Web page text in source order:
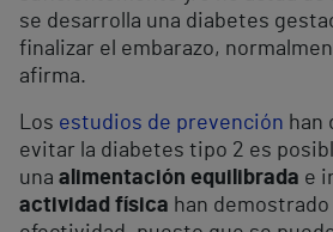
se desarrolla una diabetes
finalizar el embarazo,
afirma.
Los estudios de prevención han
evitar la diabetes tipo 2 es
una alimentación equilibrada e
actividad física han demostrado